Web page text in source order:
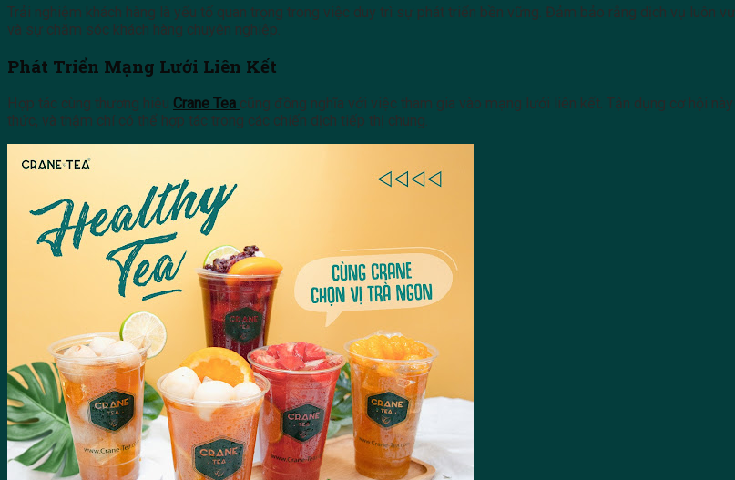
Trải nghiệm khách hàng là yếu tố quan trọng trong việc duy trì sự phát triển bền vững. Đảm bảo rằng dịch vụ luôn
và sự chăm sóc khách hàng chuyên nghiệp.
Phát Triển Mạng Lưới Liên Kết
Hợp tác cùng thương hiệu Crane Tea cũng đồng nghĩa với việc tham gia vào mạng lưới liên kết. Tận dụng cơ hội
thức, và thậm chí có thể hợp tác trong các chiến dịch tiếp thị chung.